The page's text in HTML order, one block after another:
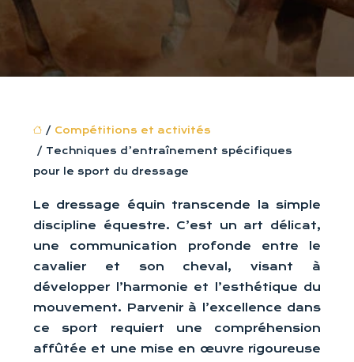
/ Compétitions et activités
/ Techniques d’entraînement spécifiques
pour le sport du dressage
Le dressage équin transcende la simple
discipline équestre. C’est un art délicat,
une communication profonde entre le
cavalier et son cheval, visant à
développer l’harmonie et l’esthétique du
mouvement. Parvenir à l’excellence dans
ce sport requiert une compréhension
affûtée et une mise en œuvre rigoureuse